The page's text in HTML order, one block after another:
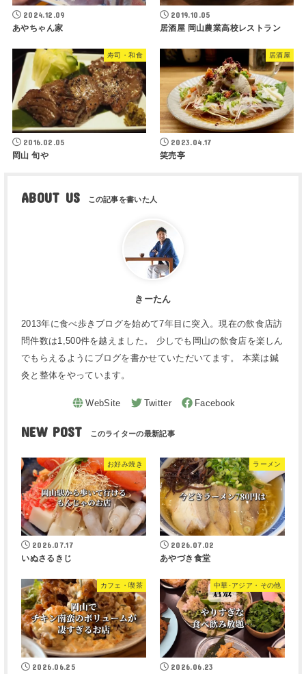
2024.12.09
あやちゃん家
2019.10.05
居酒屋 岡山農業高校レストラン
寿司・和食
2016.02.05
岡山 旬や
居酒屋
2023.04.17
笑売亭
ABOUT US
きーたん
2013年に食べ歩きブログを始めて7年目に突入。現在の飲食店訪
問件数は1,500件を越えました。 少しでも岡山の飲食店を楽しん
でもらえるようにブログを書かせていただいてます。 本業は鍼
灸と整体をやっています。
NEW POST
お好み焼き
2026.07.17
いぬさるきじ
ラーメン
2026.07.02
あやづき食堂
カフェ・喫茶
2026.06.25
中華･アジア・その他
2026.06.23